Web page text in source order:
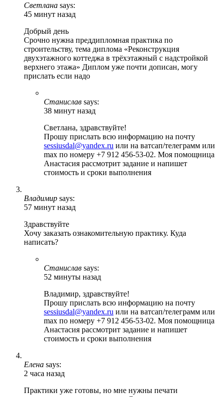
Светлана says:
45 минут назад
Добрый день
Срочно нужна преддипломная практика по
строительству, тема диплома «Реконструкция
двухэтажного коттеджа в трёхэтажный с надстройкой
верхнего этажа» Диплом уже почти дописан, могу
прислать если надо
Станислав says:
38 минут назад
Светлана, здравствуйте!
Прошу прислать всю информацию на почту
sessiusdal@yandex.ru или на ватсап/телеграмм или
max по номеру +7 912 456-53-02. Моя помощница
Анастасия рассмотрит задание и напишет
стоимость и сроки выполнения
Владимир says:
57 минут назад
Здравствуйте
Хочу заказать ознакомительную практику. Куда
написать?
Станислав says:
52 минуты назад
Владимир, здравствуйте!
Прошу прислать всю информацию на почту
sessiusdal@yandex.ru или на ватсап/телеграмм или
max по номеру +7 912 456-53-02. Моя помощница
Анастасия рассмотрит задание и напишет
стоимость и сроки выполнения
Елена says:
2 часа назад
Практики уже готовы, но мне нужны печати